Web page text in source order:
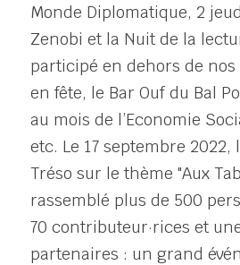
Monde Diplomatique, 2
Zenobi et la Nuit de la
participé en dehors de
en fête, le Bar Ouf du Bal
au mois de l’Economie
etc. Le 17 septembre 2022,
Tréso sur le thème "Aux
rassemblé plus de 500
70 contributeur·rices et
partenaires : un grand